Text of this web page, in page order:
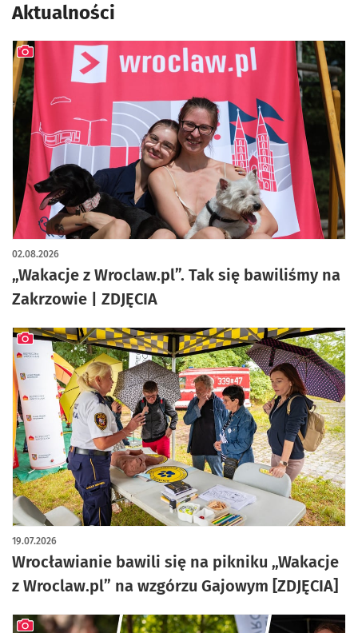
Aktualności
„Wakacje z Wroclaw.pl”. Tak się bawiliśmy na
Zakrzowie | ZDJĘCIA
02.08.2026
artykuł z galerią zdjęć
Wrocławianie bawili się na pikniku „Wakacje
z Wroclaw.pl” na wzgórzu Gajowym [ZDJĘCIA]
19.07.2026
artykuł z galerią zdjęć